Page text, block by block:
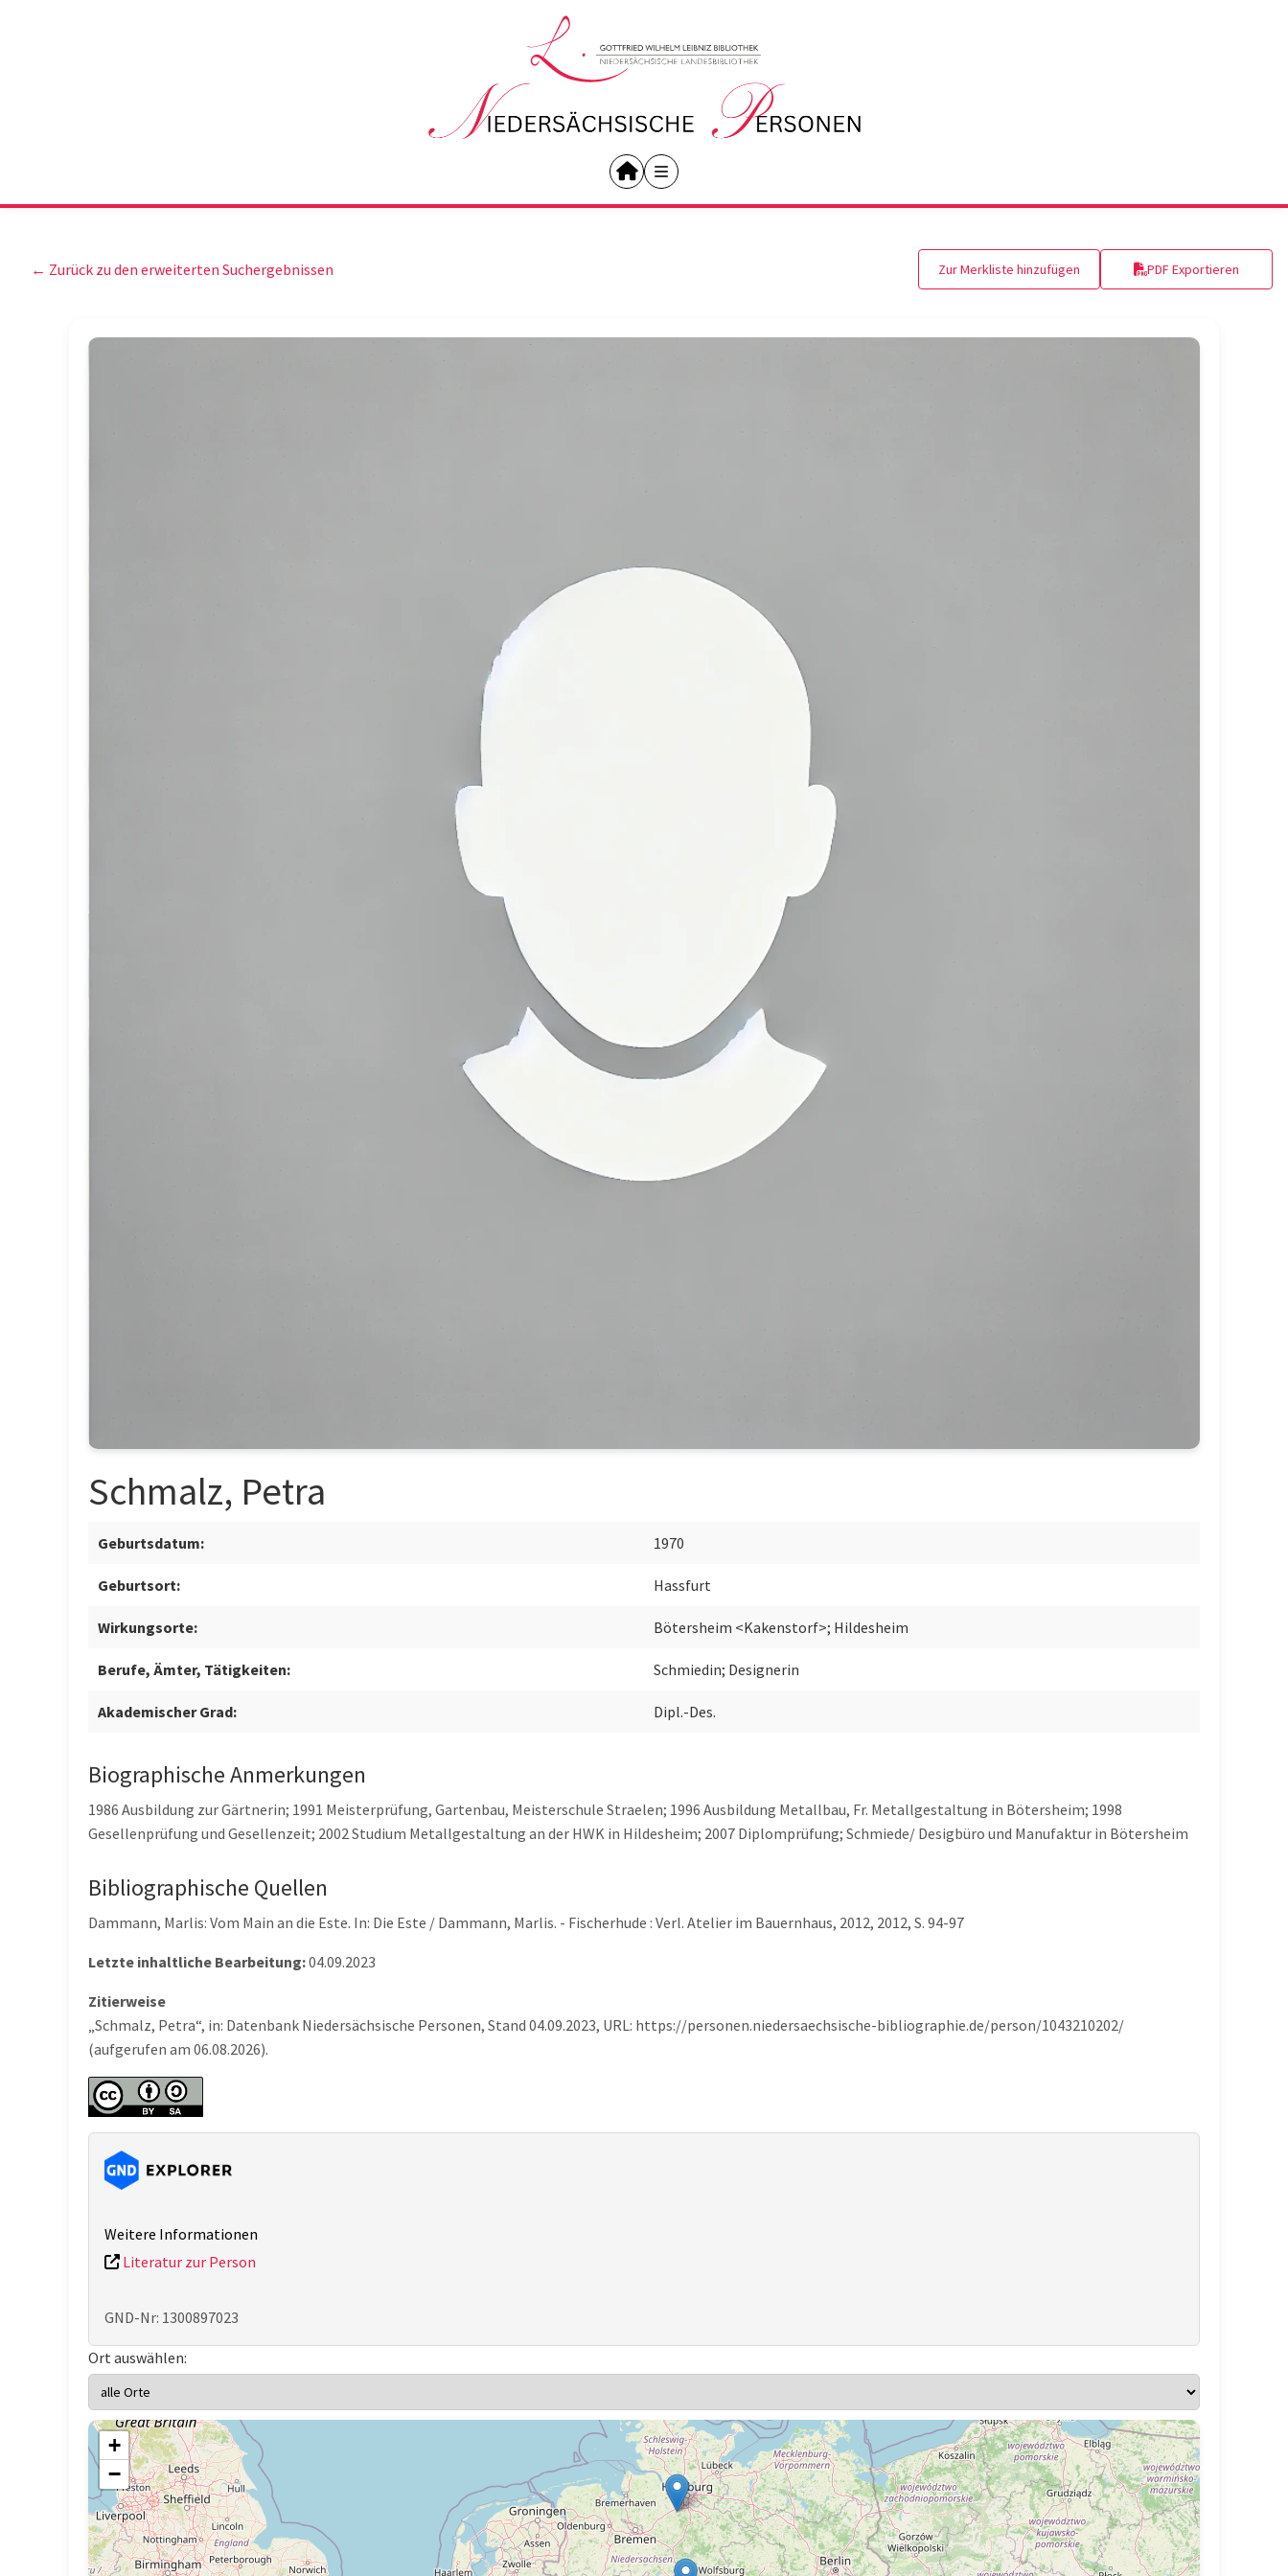
← Zurück zu den erweiterten Suchergebnissen Zur Merkliste hinzufügen PDF Exportieren
Schmalz, Petra
Geburtsdatum: 1970
Geburtsort: Hassfurt
Wirkungsorte: Bötersheim <Kakenstorf>; Hildesheim
Berufe, Ämter, Tätigkeiten: Schmiedin; Designerin
Akademischer Grad: Dipl.-Des.
Biographische Anmerkungen
1986 Ausbildung zur Gärtnerin; 1991 Meisterprüfung, Gartenbau, Meisterschule Straelen; 1996 Ausbildung Metallbau, Fr. Metallgestaltung in Bötersheim; 1998
Gesellenprüfung und Gesellenzeit; 2002 Studium Metallgestaltung an der HWK in Hildesheim; 2007 Diplomprüfung; Schmiede/ Desigbüro und Manufaktur in Bötersheim
Bibliographische Quellen
Dammann, Marlis: Vom Main an die Este. In: Die Este / Dammann, Marlis. - Fischerhude : Verl. Atelier im Bauernhaus, 2012, 2012, S. 94-97
Letzte inhaltliche Bearbeitung:04.09.2023
Zitierweise
„Schmalz, Petra“, in: Datenbank Niedersächsische Personen, Stand 04.09.2023, URL: https://personen.niedersaechsische-bibliographie.de/person/1043210202/
(aufgerufen am 06.08.2026).
Weitere Informationen
Literatur zur Person
GND-Nr: 1300897023
Ort auswählen:
+
−